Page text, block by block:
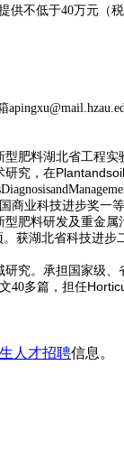
供不低于40万元（
肥料湖北省工程
研究，在Plantandsoil
商业科技进步奖一
肥料研发及重金
。获湖北省科技进步
究。承担国家级、
40多篇，担任
人才招聘信息。